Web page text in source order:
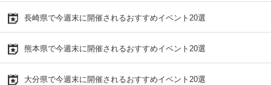
長崎県で今週末に開催されるおすすめイベント20選
熊本県で今週末に開催されるおすすめイベント20選
大分県で今週末に開催されるおすすめイベント20選